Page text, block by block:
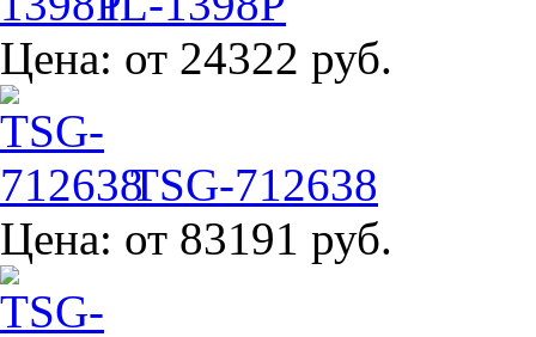
Цена: от 24322 руб.
TSG-712638
Цена: от 83191 руб.